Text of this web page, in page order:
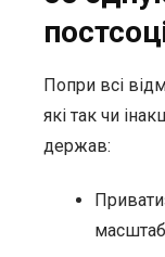
Попри всі
які так чи
держав: